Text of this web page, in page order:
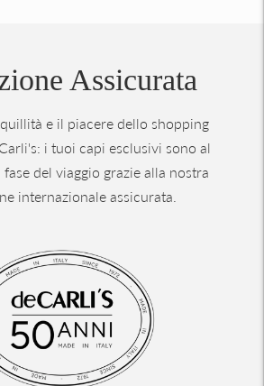
Assicurata
e il piacere dello shopping
i tuoi capi esclusivi sono al
del viaggio grazie alla nostra
internazionale assicurata.